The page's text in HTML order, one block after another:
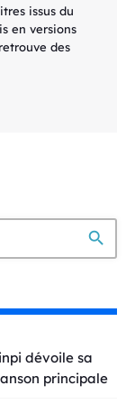
issus du
en versions
des
search
dévoile sa
principale